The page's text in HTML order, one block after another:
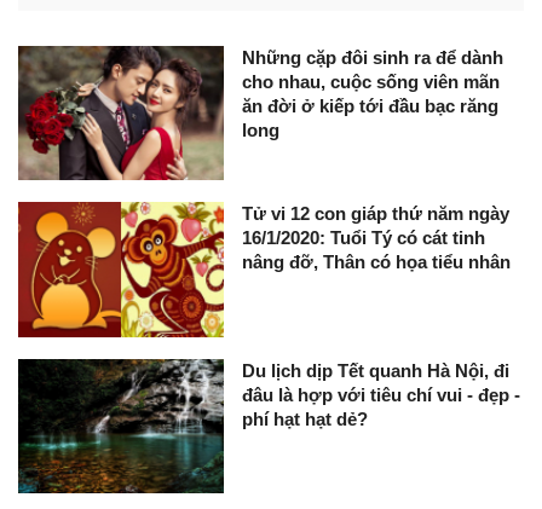
Những cặp đôi sinh ra để dành
cho nhau, cuộc sống viên mãn
ăn đời ở kiếp tới đầu bạc răng
long
Tử vi 12 con giáp thứ năm ngày
16/1/2020: Tuổi Tý có cát tinh
nâng đỡ, Thân có họa tiểu nhân
Du lịch dịp Tết quanh Hà Nội, đi
đâu là hợp với tiêu chí vui - đẹp -
phí hạt hạt dẻ?